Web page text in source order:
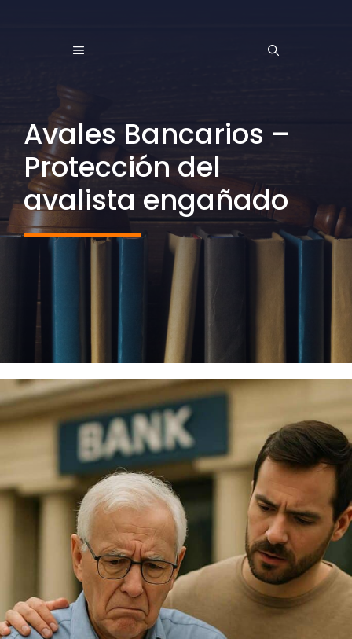
MENÚ
Avales Bancarios –
Protección del
avalista engañado